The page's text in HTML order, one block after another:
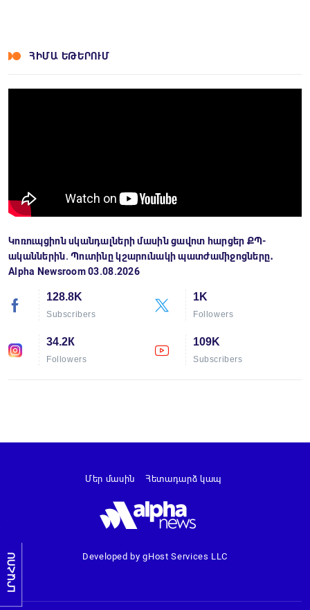
ՀԻՄԱ ԵԹԵՐՈՒՄ
Կոռուպցիոն սկանդալների մասին ցավոտ հարցեր ՔՊ-
ականներին. Պուտինը կշարունակի պատժամիջոցները․
Alpha Newsroom 03.08.2026
128.8K
Subscribers
1K
Followers
34.2К
Followers
109K
Subscribers
ԼՐԱՀՈՍ Developed by gHost Services LLC
Մեր մասին Հետադարձ կապ